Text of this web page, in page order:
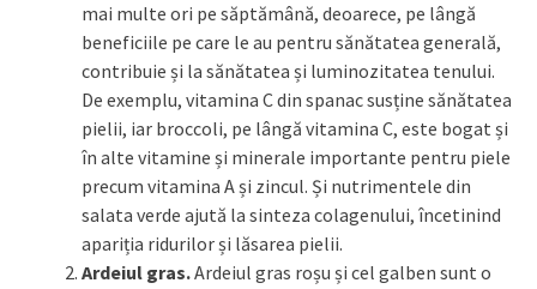
mai multe ori pe săptămână, deoarece, pe lângă
beneficiile pe care le au pentru sănătatea generală,
contribuie și la sănătatea și luminozitatea tenului.
De exemplu, vitamina C din spanac susține sănătatea
pielii, iar broccoli, pe lângă vitamina C, este bogat și
în alte vitamine și minerale importante pentru piele
precum vitamina A și zincul. Și nutrimentele din
salata verde ajută la sinteza colagenului, încetinind
apariția ridurilor și lăsarea pielii.
Ardeiul gras.Ardeiul gras roșu și cel galben sunt o